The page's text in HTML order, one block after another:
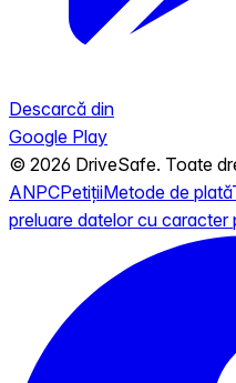
Descarcă din
Google Play
© 2026 DriveSafe. Toate
ANPCPetițiiMetode de plată
preluare datelor cu caracter